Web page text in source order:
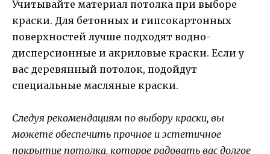
Учитывайте материал потолка при выборе
краски. Для бетонных и гипсокартонных
поверхностей лучше подходят водно-
дисперсионные и акриловые краски. Если у
вас деревянный потолок, подойдут
специальные масляные краски.
Следуя рекомендациям по выбору краски, вы
можете обеспечить прочное и эстетичное
покрытие потолка, которое радовать вас долгое